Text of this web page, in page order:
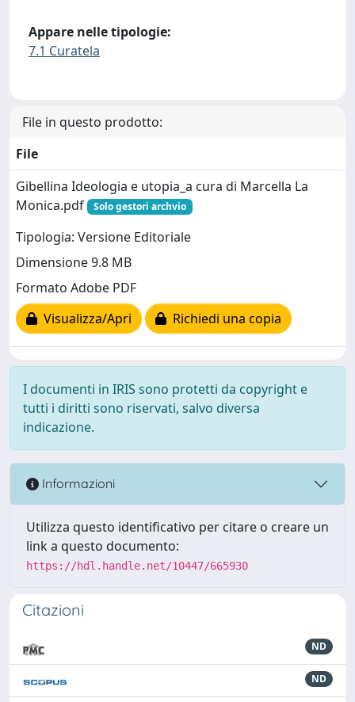
Appare nelle tipologie:
7.1 Curatela
File in questo prodotto:
File
Gibellina Ideologia e utopia_a cura di Marcella La
Monica.pdf
Solo gestori archvio
Tipologia: Versione Editoriale
Dimensione 9.8 MB
Formato Adobe PDF
Visualizza/Apri
Richiedi una copia
I documenti in IRIS sono protetti da copyright e
tutti i diritti sono riservati, salvo diversa
indicazione.
Informazioni
Utilizza questo identificativo per citare o creare un
link a questo documento:
https://hdl.handle.net/10447/665930
Citazioni
ND
ND